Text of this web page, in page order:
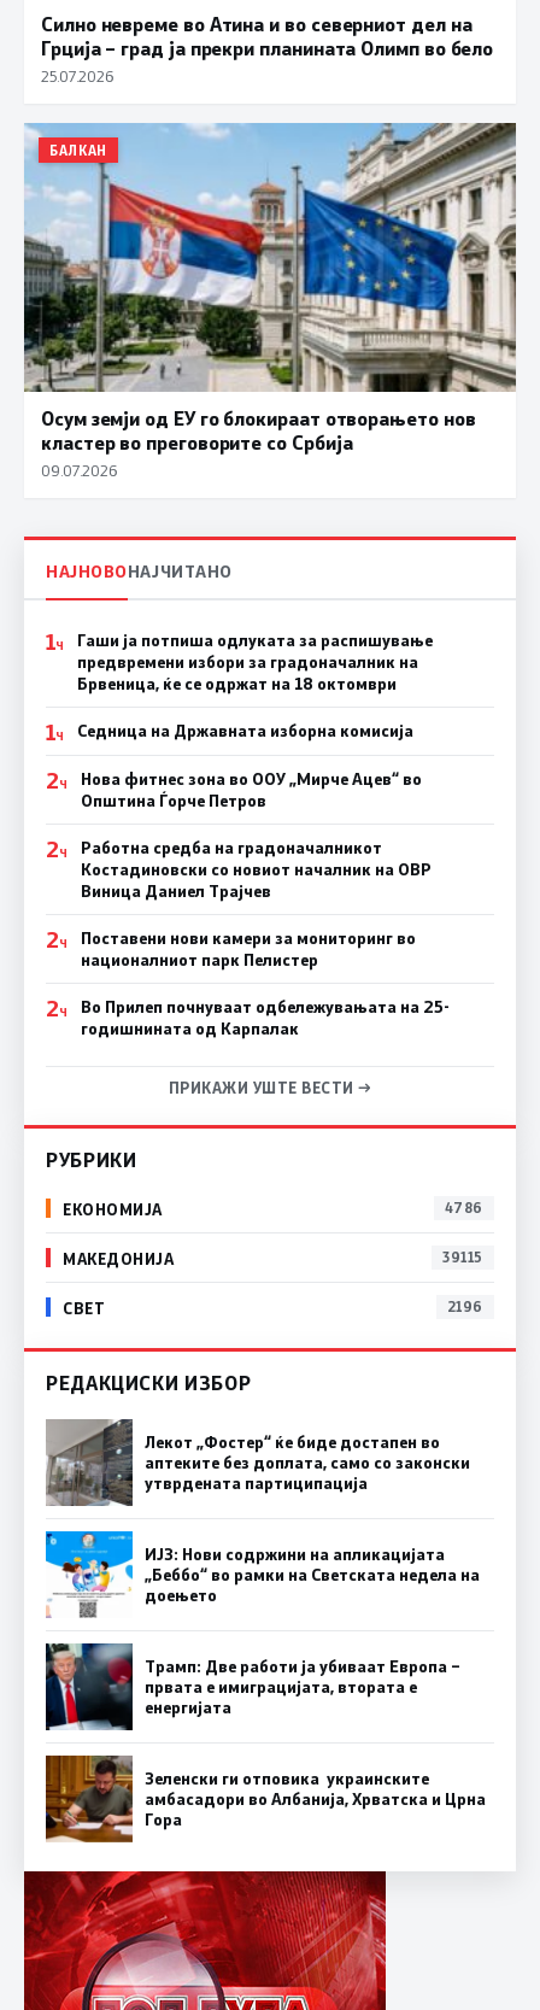
Силно невреме во Атина и во северниот дел на
Грција – град ја прекри планината Олимп во бело
25.07.2026
БАЛКАН
Осум земји од ЕУ го блокираат отворањето нов
кластер во преговорите со Србија
09.07.2026
НАЈНОВОНАЈЧИТАНО
1Ч
Гаши ја потпиша одлуката за распишување
предвремени избори за градоначалник на
Брвеница, ќе се одржат на 18 октомври
1Ч Седница на Државната изборна комисија
2Ч
Нова фитнес зона во ООУ „Мирче Ацев“ во
Општина Ѓорче Петров
2Ч
Работна средба на градоначалникот
Костадиновски со новиот началник на ОВР
Виница Даниел Трајчев
2Ч
Поставени нови камери за мониторинг во
националниот парк Пелистер
2Ч
Во Прилеп почнуваат одбележувањата на 25-
годишнината од Карпалак
ПРИКАЖИ УШТЕ ВЕСТИ →
РУБРИКИ
ЕКОНОМИЈА 4786
МАКЕДОНИЈА 39115
СВЕТ 2196
РЕДАКЦИСКИ ИЗБОР
Лекот „Фостер“ ќе биде достапен во
аптеките без доплата, само со законски
утврдената партиципација
ИЈЗ: Нови содржини на апликацијата
„Беббо“ во рамки на Светската недела на
доењето
Трамп: Две работи ја убиваат Европа –
првата е имиграцијата, втората е
енергијата
Зеленски ги отповика украинските
амбасадори во Албанија, Хрватска и Црна
Гора